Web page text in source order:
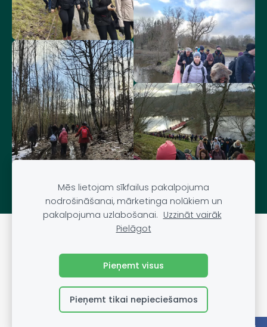
DARĪT UN REDZĒT
Mēs lietojam sīkfailus pakalpojuma
nodrošināšanai, mārketinga nolūkiem un
pakalpojuma uzlabošanai. Uzzināt vairāk
Pielāgot
Pieņemt visus
Pieņemt tikai nepieciešamos